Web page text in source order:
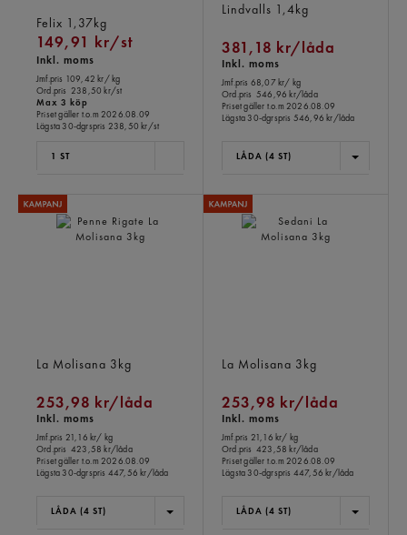
Felix 1,37kg
149,91 kr/st
Inkl. moms
Jmf.pris 109,42 kr/ kg
Ord.pris 238,50 kr/st
Max 3 köp
Priset gäller t.o.m 2026.08.09
Lägsta 30-dgrspris 238,50 kr/st
1 ST
Lindvalls 1,4kg
381,18 kr/låda
Inkl. moms
Jmf.pris 68,07 kr/ kg
Ord.pris 546,96 kr/låda
Priset gäller t.o.m 2026.08.09
Lägsta 30-dgrspris 546,96 kr/låda
LÅDA (4 ST)
La Molisana 3kg
253,98 kr/låda
Inkl. moms
Jmf.pris 21,16 kr/ kg
Ord.pris 423,58 kr/låda
Priset gäller t.o.m 2026.08.09
Lägsta 30-dgrspris 447,56 kr/låda
LÅDA (4 ST)
La Molisana 3kg
253,98 kr/låda
Inkl. moms
Jmf.pris 21,16 kr/ kg
Ord.pris 423,58 kr/låda
Priset gäller t.o.m 2026.08.09
Lägsta 30-dgrspris 447,56 kr/låda
LÅDA (4 ST)